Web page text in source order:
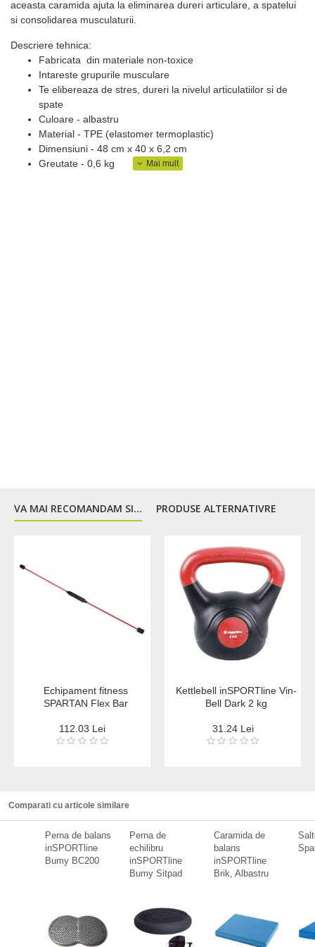
aceasta caramida ajuta la eliminarea dureri articulare, a spatelui
si consolidarea musculaturii.
Descriere tehnica:
Fabricata din materiale non-toxice
Intareste grupurile musculare
Te elibereaza de stres, dureri la nivelul articulatiilor si de
spate
Culoare - albastru
Material - TPE (elastomer termoplastic)
Dimensiuni - 48 cm x 40 x 6,2 cm
Greutate - 0,6 kg
VA MAI RECOMANDAM SI... PRODUSE ALTERNATIVRE
Echipament fitness
SPARTAN Flex Bar
112.03 Lei
Kettlebell inSPORTline Vin-
Bell Dark 2 kg
31.24 Lei
Comparati cu articole similare
Perna de balans
inSPORTline
Bumy BC200
Perna de
echilibru
inSPORTline
Bumy Sitpad
Caramida de
balans
inSPORTline
Brik, Albastru